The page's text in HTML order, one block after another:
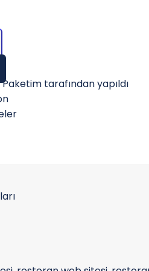
tarafından yapıldı